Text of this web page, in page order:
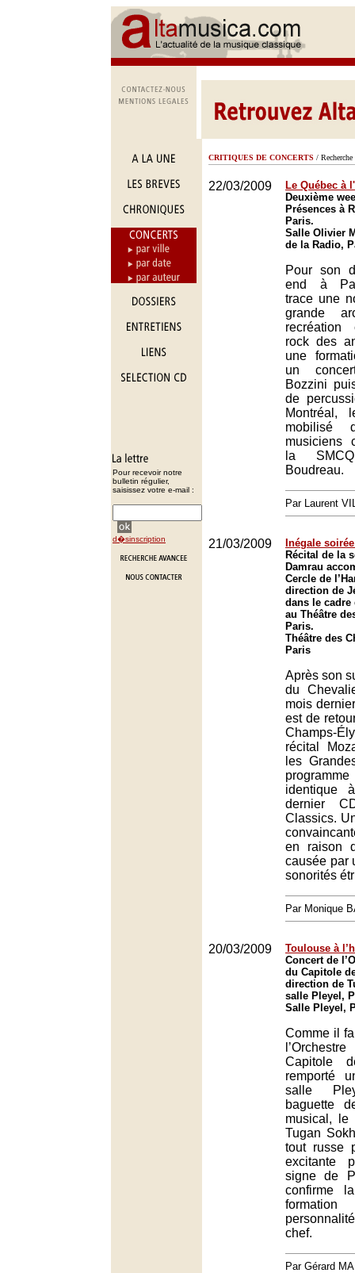
Pour recevoir notre
bulletin régulier,
saisissez votre e-mail :
d�sinscription
CRITIQUES DE CONCERTS / Recherche
22/03/2009
Le Québec à
Deuxième
Présences à
Paris.
Salle Olivier
de la Radio,
Pour son
end à
trace une
grande
recréation
rock des
une
un
Bozzini
de
Montréal,
mobilisé
musiciens
la
Boudreau.
Par Laurent
21/03/2009
Inégale
Récital de la
Damrau
Cercle de
direction de
dans le cadre
au Théâtre
Paris.
Théâtre des
Paris
Après son
du
mois
est de
Champs-
récital
les
identique
dernier
Classics.
en raison
causée par
sonorités
Par Monique
20/03/2009
Toulouse à
Concert de
du Capitole
direction de
salle Pleyel,
Salle Pleyel,
Comme il
Capitole
remporté
salle
baguette
musical, le
Tugan
tout russe
excitante
signe de
confirme
chef.
Par Gérard